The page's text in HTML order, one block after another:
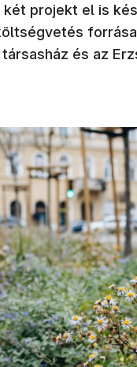
két projekt el is
és az